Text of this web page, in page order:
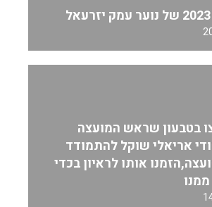
בטבעון שראש המועצה
אריאלי שוקל להתמודד
אותו לראיון בכדי